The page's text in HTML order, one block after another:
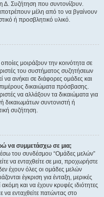
Δ. Συζήτηση που συντονίζουν.
μέλη από το να βγαίνουν
ή προσβλητικό υλικό.
μοιράζουν την κοινότητα σε
του συστήματος συζητήσεων
ανήκει σε διάφορες ομάδες και
δικαιώματα πρόσβασης.
να αλλάξουν τα δικαιώματα για
δικαιωμάτων συντονιστή ή
συζήτηση.
να συμμετάσχω σε μια;
του συνδέσμου “Ομάδες μελών”
να ενταχθείτε σε μια, προχωρήστε
έχουν όλες οι ομάδες μελών
έγκριση για ένταξη, μερικές
ακόμη και να έχουν κρυφές ιδιότητες
να ενταχθείτε πατώντας στο